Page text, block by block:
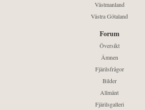
Västmanland
Västra Götaland
Forum
Översikt
Ämnen
Fjärilsfrågor
Bilder
Allmänt
Fjärilsgalleri